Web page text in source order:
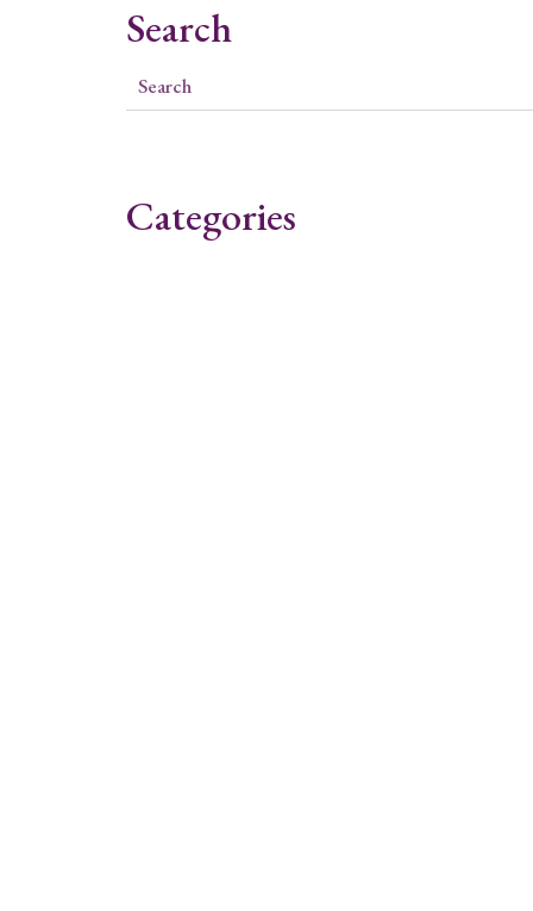
Search
Categories